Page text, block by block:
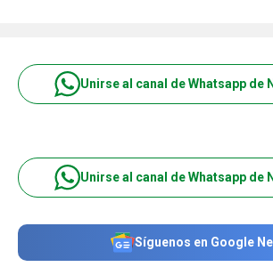
Unirse al canal de Whatsapp de
Unirse al canal de Whatsapp de
Síguenos en Google